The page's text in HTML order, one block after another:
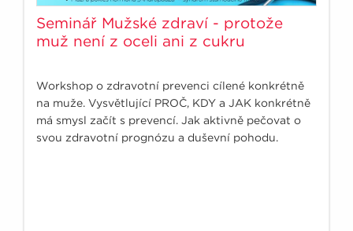
Seminář Mužské zdraví - protože
muž není z oceli ani z cukru
Workshop o zdravotní prevenci cílené konkrétně
na muže. Vysvětlující PROČ, KDY a JAK konkrétně
má smysl začít s prevencí. Jak aktivně pečovat o
svou zdravotní prognózu a duševní pohodu.